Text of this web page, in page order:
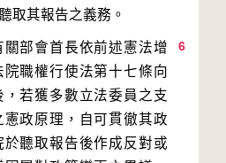
6
部會首長依前述憲法增
職權行使法第十七條向
若獲多數立法委員之支
政原理，自可貫徹其政
聽取報告後作成反對或